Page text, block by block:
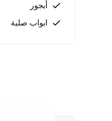
أبجور
ابواب صلبة